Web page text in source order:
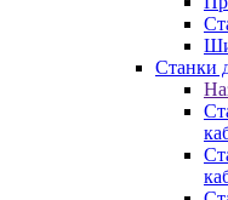
Станки